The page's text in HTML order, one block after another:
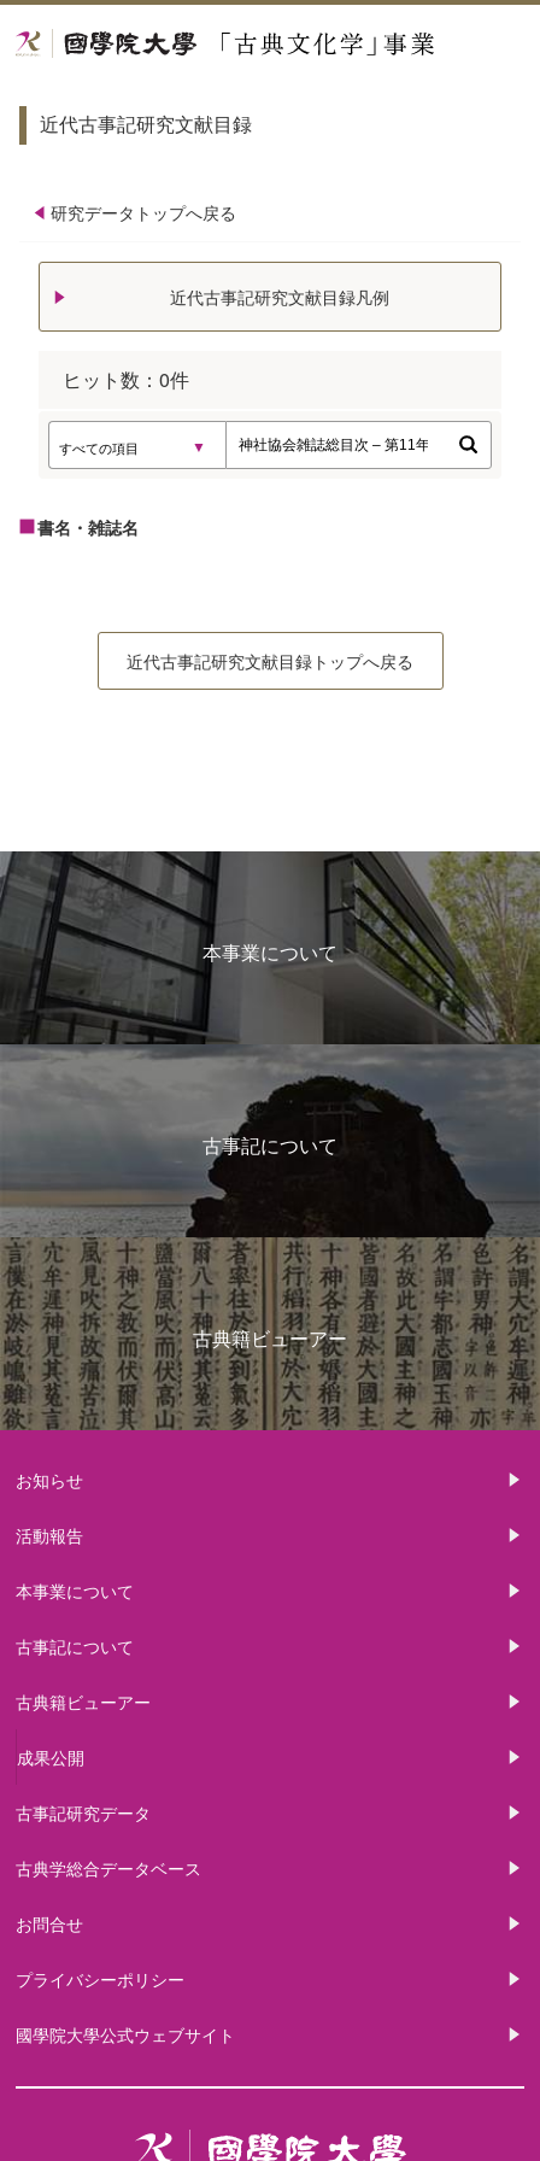
近代古事記研究文献目録
研究データトップへ戻る
近代古事記研究文献目録凡例
ヒット数： 0件
書名・雑誌名
近代古事記研究文献目録トップへ戻る
本事業について
古事記について
古典籍ビューアー
お知らせ
活動報告
本事業について
古事記について
古典籍ビューアー
成果公開
古事記研究データ
古典学総合データベース
お問合せ
プライバシーポリシー
國學院大學公式ウェブサイト